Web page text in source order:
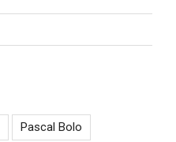
Pascal Bolo